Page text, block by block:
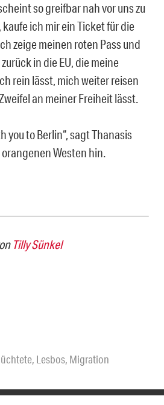
so greifbar nah vor uns zu
ich mir ein Ticket für die
zeige meinen roten Pass und
in die EU, die meine
rein lässt, mich weiter reisen
an meiner Freiheit lässt.
you to Berlin“, sagt Thanasis
Westen hin.
Tilly Sünkel
, Lesbos, Migration